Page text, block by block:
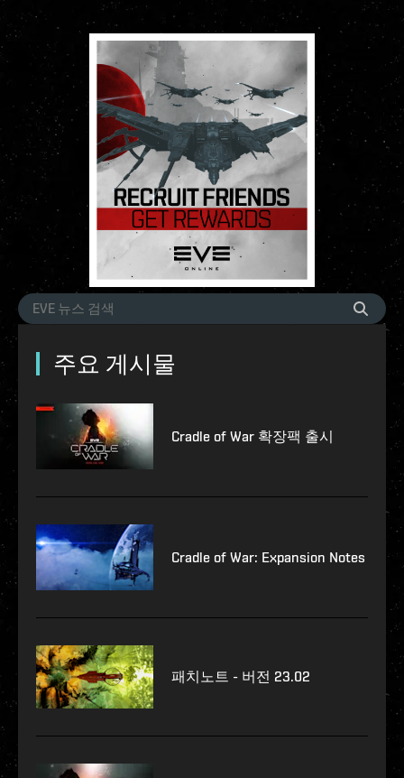
주요 게시물
Cradle of War 확장팩 출시
Cradle of War: Expansion Notes
패치노트 - 버전 23.02